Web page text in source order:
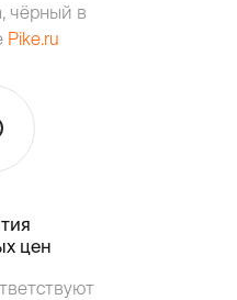
чёрный в
Pike.ru
цен